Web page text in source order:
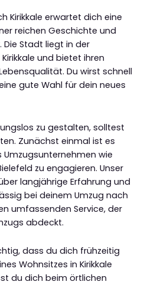
Kirikkale erwartet dich eine
reichen Geschichte und
Die Stadt liegt in der
und bietet ihren
Du wirst schnell
gute Wahl für dein neues
zu gestalten, solltest
Zunächst einmal ist es
wie
zu engagieren. Unser
langjährige Erfahrung und
bei deinem Umzug nach
umfassenden Service, der
abdeckt.
dass du dich frühzeitig
Wohnsitzes in Kirikkale
du dich beim örtlichen